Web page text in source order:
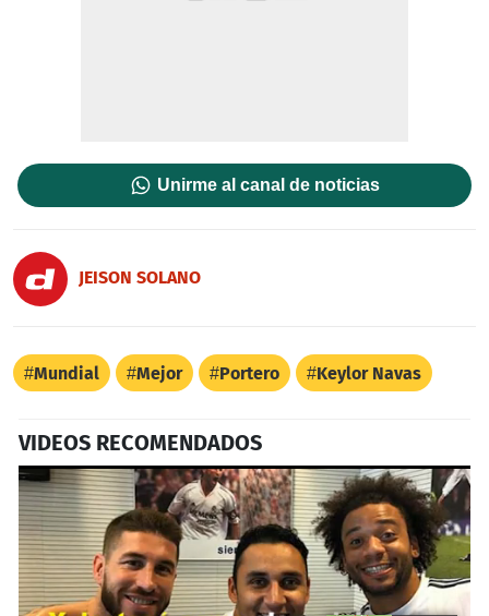
Unirme al canal de noticias
JEISON SOLANO
Mundial Mejor Portero Keylor Navas
VIDEOS RECOMENDADOS